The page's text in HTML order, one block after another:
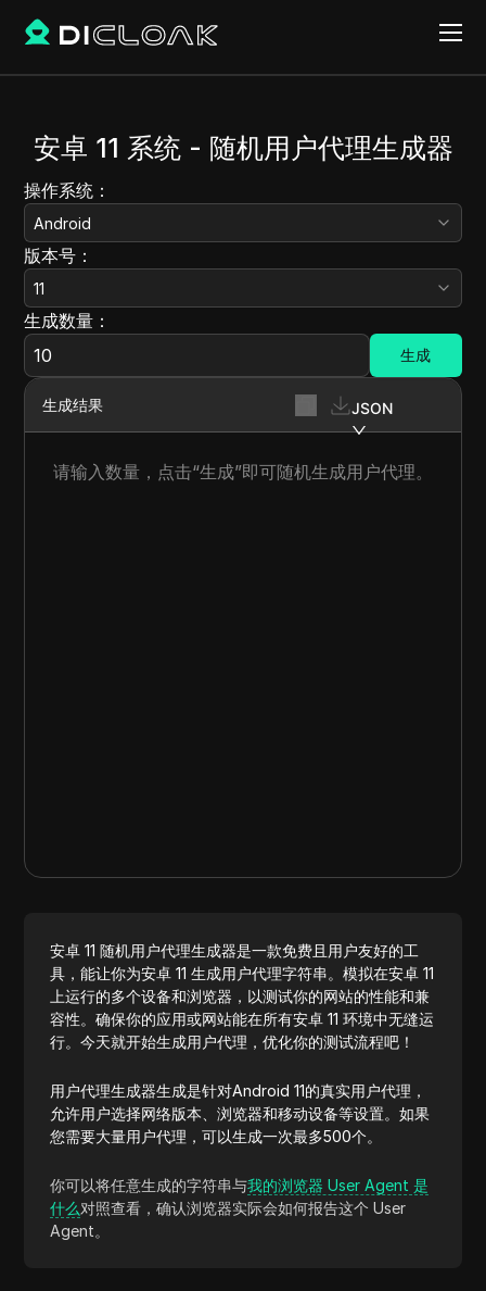
安卓 11 系统 - 随机用户代理生成器
操作系统：
Android
版本号：
11
生成数量：
生成
生成结果 JSON
请输入数量，点击“生成”即可随机生成用户代理。
安卓 11 随机用户代理生成器是一款免费且用户友好的工
具，能让你为安卓 11 生成用户代理字符串。模拟在安卓 11
上运行的多个设备和浏览器，以测试你的网站的性能和兼
容性。确保你的应用或网站能在所有安卓 11 环境中无缝运
行。今天就开始生成用户代理，优化你的测试流程吧！
用户代理生成器生成是针对Android 11的真实用户代理，
允许用户选择网络版本、浏览器和移动设备等设置。如果
您需要大量用户代理，可以生成一次最多500个。
你可以将任意生成的字符串与我的浏览器 User Agent 是
什么对照查看，确认浏览器实际会如何报告这个 User
Agent。